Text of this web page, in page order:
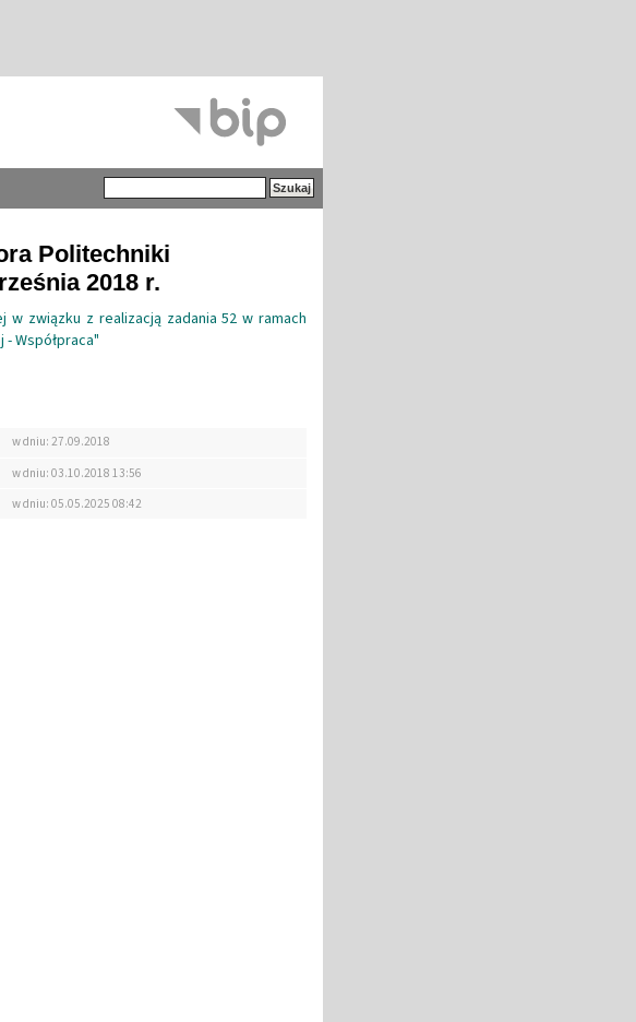
Politechniki
2018 r.
w związku z realizacją zadania 52 w ramach
- Współpraca"
w dniu: 27.09.2018
w dniu: 03.10.2018 13:56
w dniu: 05.05.2025 08:42